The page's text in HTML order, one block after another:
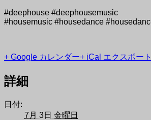
#deephouse #deephousemusic
#housemusic #housedance
+ Google カレンダー+ iCal エクスポート
詳細
日付:
7月 3日 金曜日